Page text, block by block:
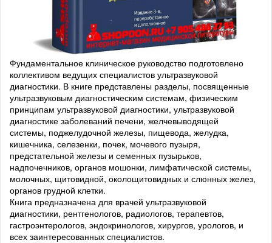
Фундаментальное клиническое руководство подготовлено
коллективом ведущих специалистов ультразвуковой
диагностики. В книге представлены разделы, посвященные
ультразвуковым диагностическим системам, физическим
принципам ультразвуковой диагностики, ультразвуковой
диагностике заболеваний печени, желчевыводящей
системы, поджелудочной железы, пищевода, желудка,
кишечника, селезенки, почек, мочевого пузыря,
предстательной железы и семенных пузырьков,
надпочечников, органов мошонки, лимфатической системы,
молочных, щитовидной, околощитовидных и слюнных желез,
органов грудной клетки.
Книга предназначена для врачей ультразвуковой
диагностики, рентгенологов, радиологов, терапевтов,
гастроэнтерологов, эндокринологов, хирургов, урологов, и
всех заинтересованных специалистов.